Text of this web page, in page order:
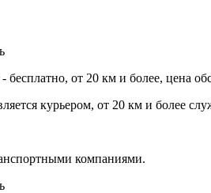
от 20 км и более, цена
курьером, от 20 км и более
компаниями.